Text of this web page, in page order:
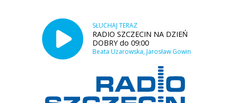
SŁUCHAJ TERAZ
RADIO SZCZECIN NA DZIEŃ
DOBRY do 09:00
Beata Użarowska, Jarosław Gowin